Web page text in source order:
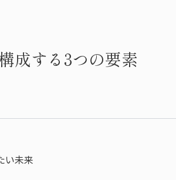
成する 3つの要素
い未来